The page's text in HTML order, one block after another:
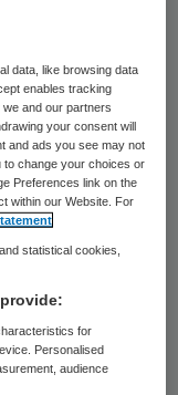
aan het
licht
niet goed
zijn om
Er is een
en ook
data, like browsing data
enables tracking
and our partners
your consent will
and ads you see may not
to change your choices or
Preferences link on the
within our Website. For
statistical cookies,
for
Personalised
audience